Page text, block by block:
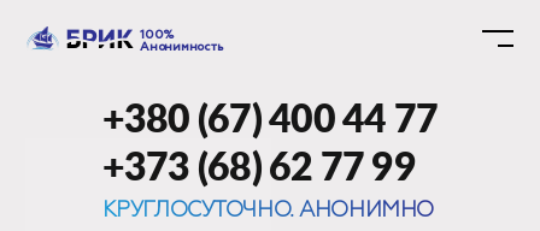
100%
Анонимность
+380 (67) 400 44 77
+373 (68) 62 77 99
КРУГЛОСУТОЧНО. АНОНИМНО